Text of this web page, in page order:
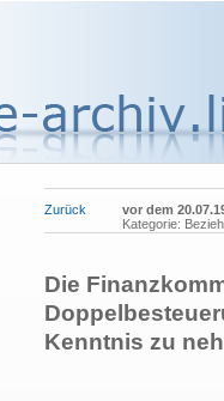
Zurück
vor dem
Kategorie:
Die
Kenntnis zu